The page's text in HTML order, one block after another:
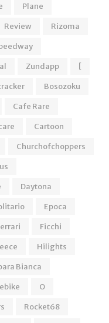
Plane
Review
Rizoma
Zundapp
[
Bosozoku
Cafe Rare
Cartoon
Churchofchoppers
Daytona
Epoca
Ficchi
Hilights
Bianca
O
Rocket68